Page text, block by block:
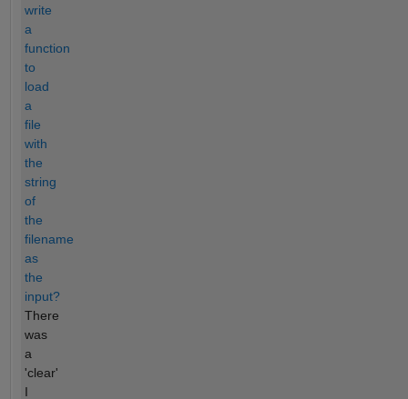
write
a
function
to
load
a
file
with
the
string
of
the
filename
as
the
input?
There
was
a
'clear'
I